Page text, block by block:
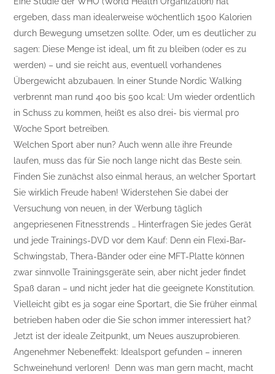
ergeben, dass man idealerweise wöchentlich 1500 Kalorien
durch Bewegung umsetzen sollte. Oder, um es deutlicher zu
sagen: Diese Menge ist ideal, um fit zu bleiben (oder es zu
werden) – und sie reicht aus, eventuell vorhandenes
Übergewicht abzubauen. In einer Stunde Nordic Walking
verbrennt man rund 400 bis 500 kcal: Um wieder ordentlich
in Schuss zu kommen, heißt es also drei- bis viermal pro
Woche Sport betreiben.
Welchen Sport aber nun? Auch wenn alle ihre Freunde
laufen, muss das für Sie noch lange nicht das Beste sein.
Finden Sie zunächst also einmal heraus, an welcher Sportart
Sie wirklich Freude haben! Widerstehen Sie dabei der
Versuchung von neuen, in der Werbung täglich
angepriesenen Fitnesstrends … Hinterfragen Sie jedes Gerät
und jede Trainings-DVD vor dem Kauf: Denn ein Flexi-Bar-
Schwingstab, Thera-Bänder oder eine MFT-Platte können
zwar sinnvolle Trainingsgeräte sein, aber nicht jeder findet
Spaß daran – und nicht jeder hat die geeignete Konstitution.
Vielleicht gibt es ja sogar eine Sportart, die Sie früher einmal
betrieben haben oder die Sie schon immer interessiert hat?
Jetzt ist der ideale Zeitpunkt, um Neues auszuprobieren.
Angenehmer Nebeneffekt: Idealsport gefunden – inneren
Schweinehund verloren! Denn was man gern macht, macht